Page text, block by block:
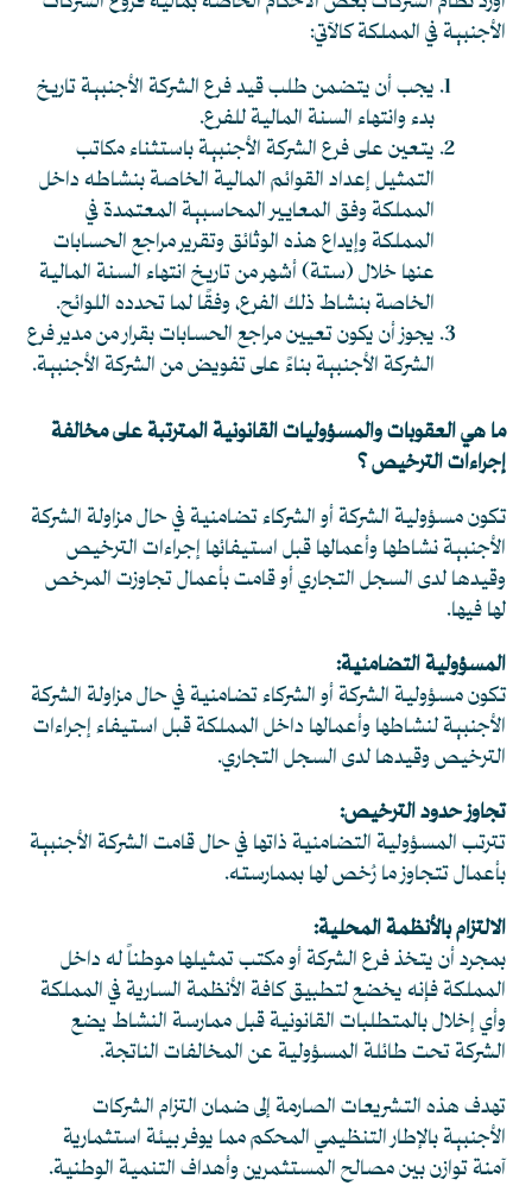
الأجنبية في المملكة كالآتي:
يجب أن يتضمن طلب قيد فرع الشركة الأجنبية تاريخ
بدء وانتهاء السنة المالية للفرع.
يتعين على فرع الشركة الأجنبية باستثناء مكاتب
التمثيل إعداد القوائم المالية الخاصة بنشاطه داخل
المملكة وفق المعايير المحاسبية المعتمدة في
المملكة وإيداع هذه الوثائق وتقرير مراجع الحسابات
عنها خلال (ستة) أشهر من تاريخ انتهاء السنة المالية
الخاصة بنشاط ذلك الفرع، وفقًا لما تحدده اللوائح.
يجوز أن يكون تعيين مراجع الحسابات بقرار من مدير فرع
الشركة الأجنبية بناءً على تفويض من الشركة الأجنبية.
ما هي العقوبات والمسؤوليات القانونية المترتبة على مخالفة
إجراءات الترخيص ؟
تكون مسؤولية الشركة أو الشركاء تضامنية في حال مزاولة الشركة
الأجنبية نشاطها وأعمالها قبل استيفائها إجراءات الترخيص
وقيدها لدى السجل التجاري أو قامت بأعمال تجاوزت المرخص
لها فيها.
المسؤولية التضامنية:
تكون مسؤولية الشركة أو الشركاء تضامنية في حال مزاولة الشركة
الأجنبية لنشاطها وأعمالها داخل المملكة قبل استيفاء إجراءات
الترخيص وقيدها لدى السجل التجاري.
تجاوز حدود الترخيص:
تترتب المسؤولية التضامنية ذاتها في حال قامت الشركة الأجنبية
بأعمال تتجاوز ما رُخص لها بممارسته.
الالتزام بالأنظمة المحلية:
بمجرد أن يتخذ فرع الشركة أو مكتب تمثيلها موطناً له داخل
المملكة فإنه يخضع لتطبيق كافة الأنظمة السارية في المملكة
وأي إخلال بالمتطلبات القانونية قبل ممارسة النشاط يضع
الشركة تحت طائلة المسؤولية عن المخالفات الناتجة.
تهدف هذه التشريعات الصارمة إلى ضمان التزام الشركات
الأجنبية بالإطار التنظيمي المحكم مما يوفر بيئة استثمارية
آمنة توازن بين مصالح المستثمرين وأهداف التنمية الوطنية.